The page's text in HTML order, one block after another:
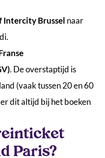
Intercity Brussel naar
. De overstaptijd is
(vaak tussen 20 en 60
dit altijd bij het boeken
Paris?